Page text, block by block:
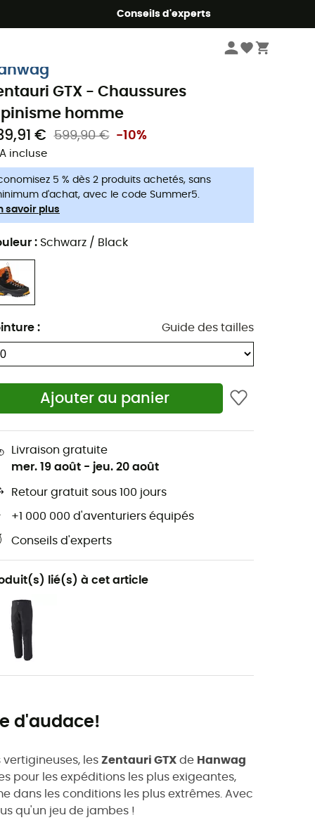
Conseils d'experts
Chaussures alpinisme homme
GTX - Chaussures
homme
€
599,90 € -10%
incluse
5 % dès 2 produits achetés, sans
d'achat, avec le code Summer5.
savoir plus
: Schwarz / Black
: Guide des tailles
Ajouter au panier
Livraison gratuite
mer. 19 août - jeu. 20 août
Retour gratuit sous 100 jours
+1 000 000 d'aventuriers équipés
Conseils d'experts
lié(s) à cet article
d'audace!
les Zentauri GTX de Hanwag
pour les expéditions les plus exigeantes,
dans les conditions les plus extrêmes. Avec
qu'un jeu de jambes !